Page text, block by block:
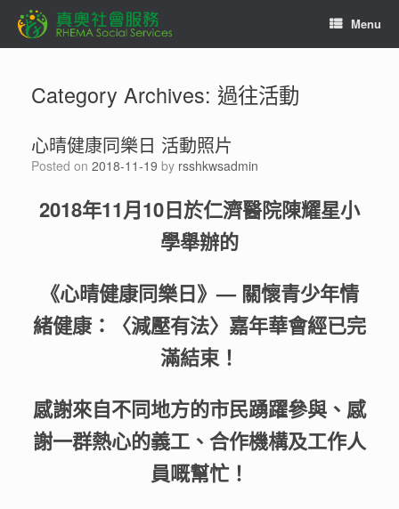
content
Menu
Category Archives: 過往活動
心晴健康同樂日 活動照片
Posted on 2018-11-19 by rsshkwsadmin
2018年11月10日於仁濟醫院陳耀星小
學舉辦的
《心晴健康同樂日》— 關懷青少年情
緒健康：〈減壓有法〉 嘉年華會經已完
滿結束！
感謝來自不同地方的市民踴躍參與、感
謝一群熱心的義工、合作機構及工作人
員嘅幫忙！